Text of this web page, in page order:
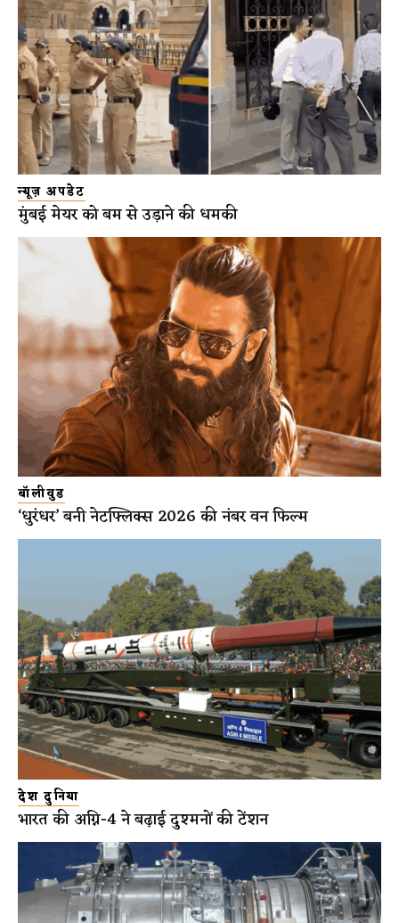
न्यूज़ अपडेट
मुंबई मेयर को बम से उड़ाने की धमकी
बॉलीवुड
‘धुरंधर’ बनी नेटफ्लिक्स 2026 की नंबर वन फिल्म
देश दुनिया
भारत की अग्नि-4 ने बढ़ाई दुश्मनों की टेंशन